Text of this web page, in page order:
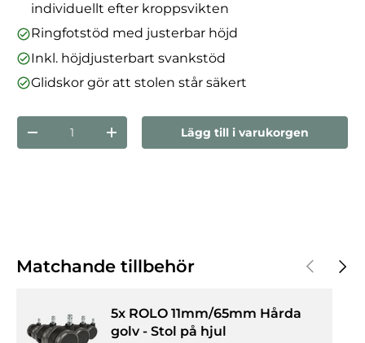
individuellt efter kroppsvikten
Ringfotstöd med justerbar höjd
Inkl. höjdjusterbart svankstöd
Glidskor gör att stolen står säkert
nummer
Minska mängdenÖka kvantitetenLägg till i varukorgen
Matchande tillbehör Nästa
5x ROLO 11mm/65mm Hårda
golv - Stol på hjul